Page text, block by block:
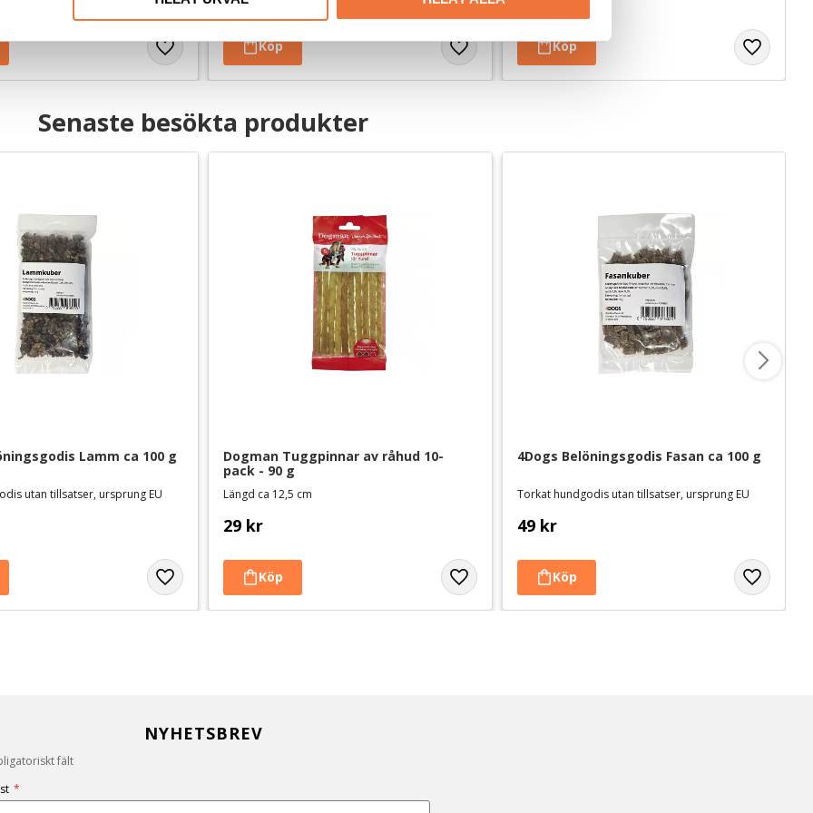
Senaste besökta produkter
Lamm ca 100 g
utan tillsatser, ursprung EU
Dogman Tuggpinnar av råhud 10-
pack - 90 g
Längd ca 12,5 cm
29 kr
4Dogs Belöningsgodis Fasan ca 100 g
Torkat hundgodis utan tillsatser, ursprung EU
49 kr
NYHETSBREV
fält
*